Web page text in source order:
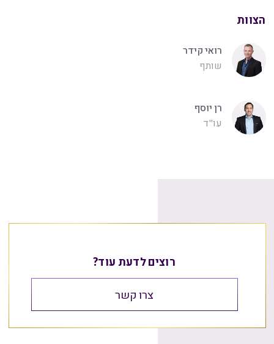
הצוות
רואי קידר
שותף
רן יוסף
עו"ד
רוצים לדעת עוד?
צרו קשר